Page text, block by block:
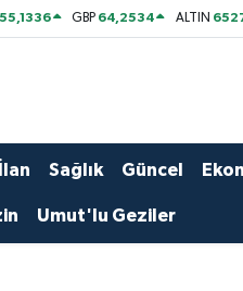
55,1336 GBP 64,2534 ALTIN
Sağlık Güncel
Umut'lu Geziler